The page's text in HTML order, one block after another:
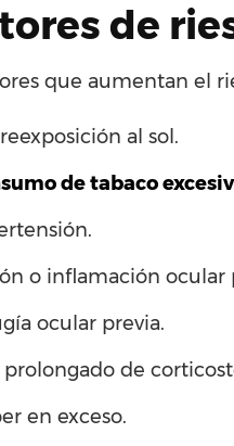
de
que aumentan el
al sol.
de tabaco
o inflamación ocular
ocular previa.
prolongado de
en exceso.